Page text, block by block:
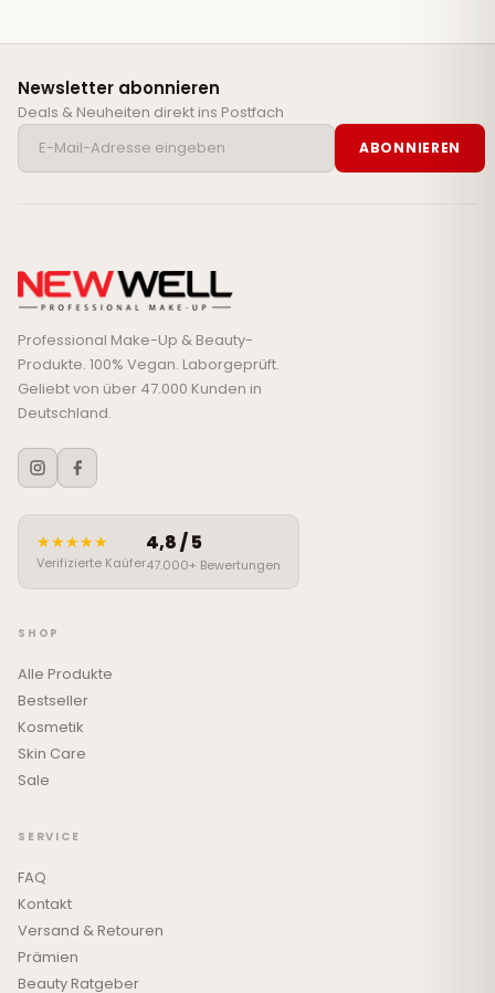
Newsletter abonnieren
Deals & Neuheiten direkt ins Postfach
ABONNIEREN
Professional Make-Up & Beauty-
Produkte. 100% Vegan. Laborgeprüft.
Geliebt von über 47.000 Kunden in
Deutschland.
★★★★★
Verifizierte Kaüfer
4,8 / 5
47.000+ Bewertungen
SHOP
Alle Produkte
Bestseller
Kosmetik
Skin Care
Sale
SERVICE
FAQ
Kontakt
Versand & Retouren
Prämien
Beauty Ratgeber